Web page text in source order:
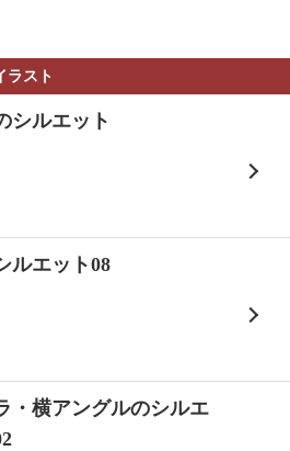
ラスト
シルエット
ルエット08
・横アングルのシルエ